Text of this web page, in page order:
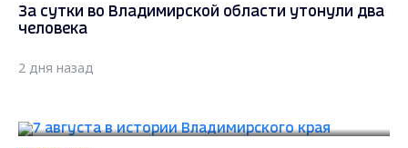
За сутки во Владимирской области утонули два
человека
2 дня назад